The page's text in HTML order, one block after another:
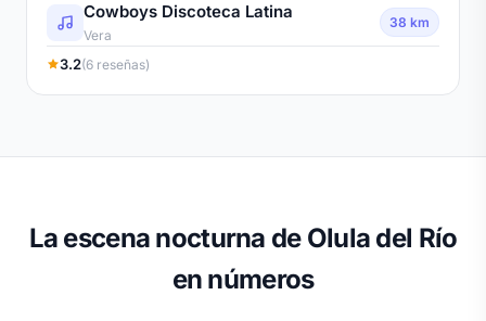
Cowboys Discoteca Latina
Vera
38 km
3.2(6 reseñas)
La escena nocturna de Olula del Río
en números